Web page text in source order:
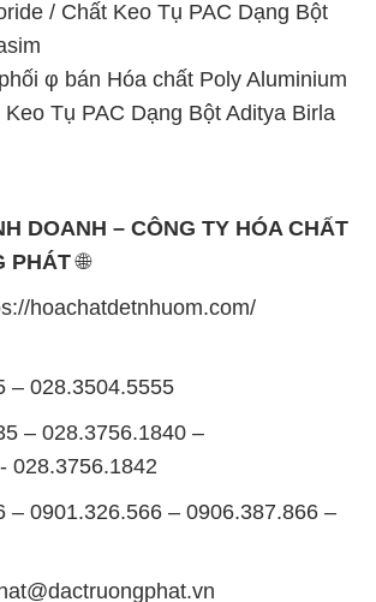
DOANH – CÔNG TY HÓA CHẤT
PHÁT🌐
hoachatdetnhuom.com/
– 028.3504.5555
028.3756.1842